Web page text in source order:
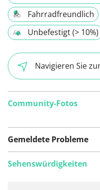
Fahrradfreundlich
Unbefestigt (> 10%)
Navigieren Sie
Community-Fotos
Gemeldete Probleme
Sehenswürdigkeiten